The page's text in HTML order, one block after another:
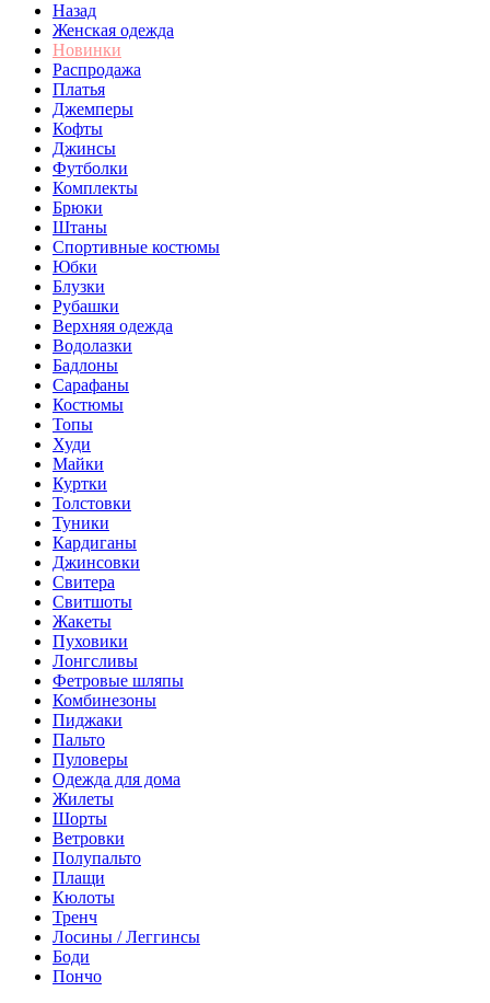
Назад
Женская одежда
Новинки
Распродажа
Платья
Джемперы
Кофты
Джинсы
Футболки
Комплекты
Брюки
Штаны
Спортивные костюмы
Юбки
Блузки
Рубашки
Верхняя одежда
Водолазки
Бадлоны
Сарафаны
Костюмы
Топы
Худи
Майки
Куртки
Толстовки
Туники
Кардиганы
Джинсовки
Свитера
Свитшоты
Жакеты
Пуховики
Лонгсливы
Фетровые шляпы
Комбинезоны
Пиджаки
Пальто
Пуловеры
Одежда для дома
Жилеты
Шорты
Ветровки
Полупальто
Плащи
Кюлоты
Тренч
Лосины / Леггинсы
Боди
Пончо